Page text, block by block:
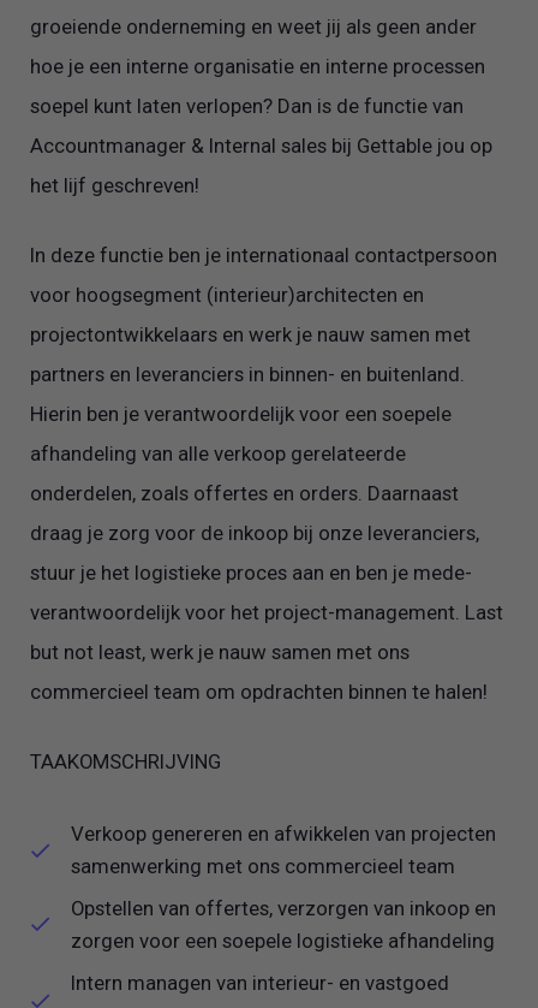
groeiende onderneming en weet jij als geen ander
hoe je een interne organisatie en interne processen
soepel kunt laten verlopen? Dan is de functie van
Accountmanager & Internal sales bij Gettable jou op
het lijf geschreven!
In deze functie ben je internationaal contactpersoon
voor hoogsegment (interieur)architecten en
projectontwikkelaars en werk je nauw samen met
partners en leveranciers in binnen- en buitenland.
Hierin ben je verantwoordelijk voor een soepele
afhandeling van alle verkoop gerelateerde
onderdelen, zoals offertes en orders. Daarnaast
draag je zorg voor de inkoop bij onze leveranciers,
stuur je het logistieke proces aan en ben je mede-
verantwoordelijk voor het project-management. Last
but not least, werk je nauw samen met ons
commercieel team om opdrachten binnen te halen!
TAAKOMSCHRIJVING
Verkoop genereren en afwikkelen van projecten
samenwerking met ons commercieel team
Opstellen van offertes, verzorgen van inkoop en
zorgen voor een soepele logistieke afhandeling
Intern managen van interieur- en vastgoed